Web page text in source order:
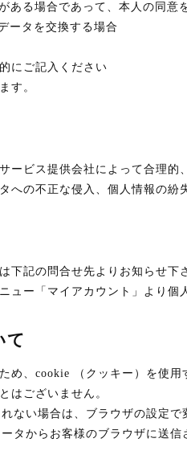
ある場合であって、本人の同意
ータを交換する場合
にご記入ください
す。
ービス提供会社によって合理
への不正な侵入、個人情報の紛
下記の問合せ先よりお知らせ下
ュー「マイアカウント」より個
て
め、cookie （クッキー）を使
はございません。
ない場合は、ブラウザの設定で
タからお客様のブラウザに送